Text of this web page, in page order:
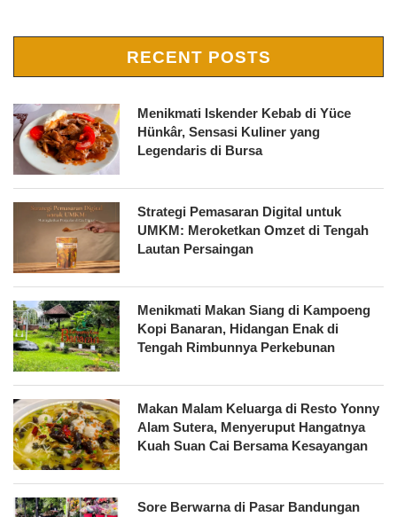
RECENT POSTS
Menikmati Iskender Kebab di Yüce
Hünkâr, Sensasi Kuliner yang
Legendaris di Bursa
Strategi Pemasaran Digital untuk
UMKM: Meroketkan Omzet di Tengah
Lautan Persaingan
Menikmati Makan Siang di Kampoeng
Kopi Banaran, Hidangan Enak di
Tengah Rimbunnya Perkebunan
Makan Malam Keluarga di Resto Yonny
Alam Sutera, Menyeruput Hangatnya
Kuah Suan Cai Bersama Kesayangan
Sore Berwarna di Pasar Bandungan